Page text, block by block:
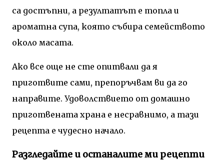
са достъпни, а резултатът е топла и
ароматна супа, която събира семейството
около масата.
Ако все още не сте опитвали да я
приготвите сами, препоръчвам ви да го
направите. Удоволствието от домашно
приготвената храна е несравнимо, а тази
рецепта е чудесно начало.
Разгледайте и останалите ми рецепти